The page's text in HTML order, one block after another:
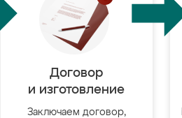
Договор
и изготовление
Заключаем договор,